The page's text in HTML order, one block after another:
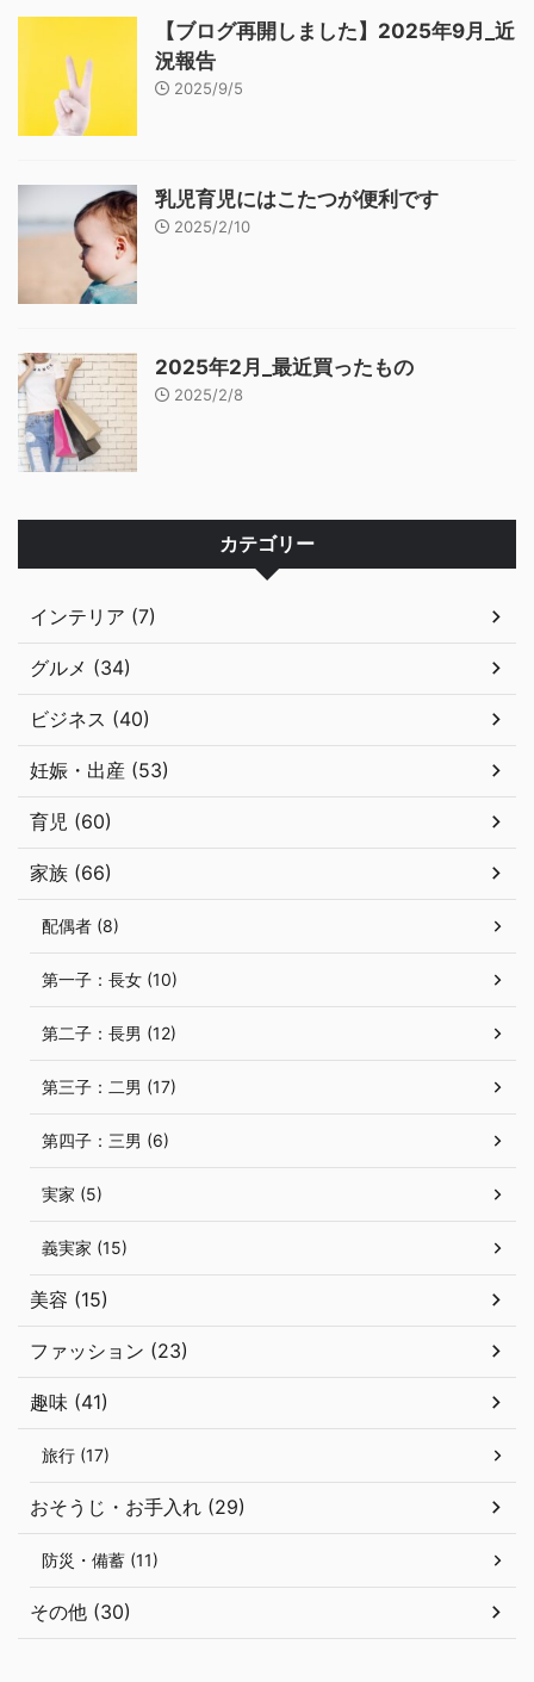
【ブログ再開しました】2025年9月_近
況報告
2025/9/5
乳児育児にはこたつが便利です
2025/2/10
2025年2月_最近買ったもの
2025/2/8
カテゴリー
インテリア (7)
グルメ (34)
ビジネス (40)
妊娠・出産 (53)
育児 (60)
家族 (66)
配偶者 (8)
第一子：長女 (10)
第二子：長男 (12)
第三子：二男 (17)
第四子：三男 (6)
実家 (5)
義実家 (15)
美容 (15)
ファッション (23)
趣味 (41)
旅行 (17)
おそうじ・お手入れ (29)
防災・備蓄 (11)
その他 (30)